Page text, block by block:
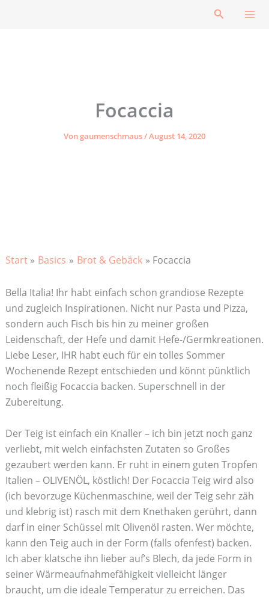
Suchen
Focaccia
Vongaumenschmaus/August 14, 2020
Start Basics Brot & Gebäck Focaccia
Bella Italia! Ihr habt einfach schon grandiose Rezepte
und zugleich Inspirationen. Nicht nur Pasta und Pizza,
sondern auch Fisch bis hin zu meiner großen
Leidenschaft, der Hefe und damit Hefe-/Germkreationen.
Liebe Leser, IHR habt euch für ein tolles Sommer
Wochenende Rezept entschieden und könnt pünktlich
noch fleißig Focaccia backen. Superschnell in der
Zubereitung.
Der Teig ist einfach ein Knaller – ich bin jetzt noch ganz
verliebt, mit welch einfachsten Zutaten so Großes
gezaubert werden kann. Er ruht in einem guten Tropfen
Italien – OLIVENÖL, köstlich! Der Focaccia Teig wird also
(ich bevorzuge Küchenmaschine, weil der Teig sehr zäh
und klebrig ist) rasch mit dem Knethaken gerührt, dann
darf in einer Schüssel mit Olivenöl rasten. Wer möchte,
kann den Teig auch in der Form (falls ofenfest) backen.
Ich aber klatsche ihn lieber auf’s Blech, da jede Form in
seiner Wärmeaufnahmefähigkeit vielleicht länger
braucht, um die ideale Temperatur zu erreichen. Das